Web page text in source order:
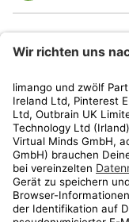
Kundenservice
Shop
Aktionen
Travel